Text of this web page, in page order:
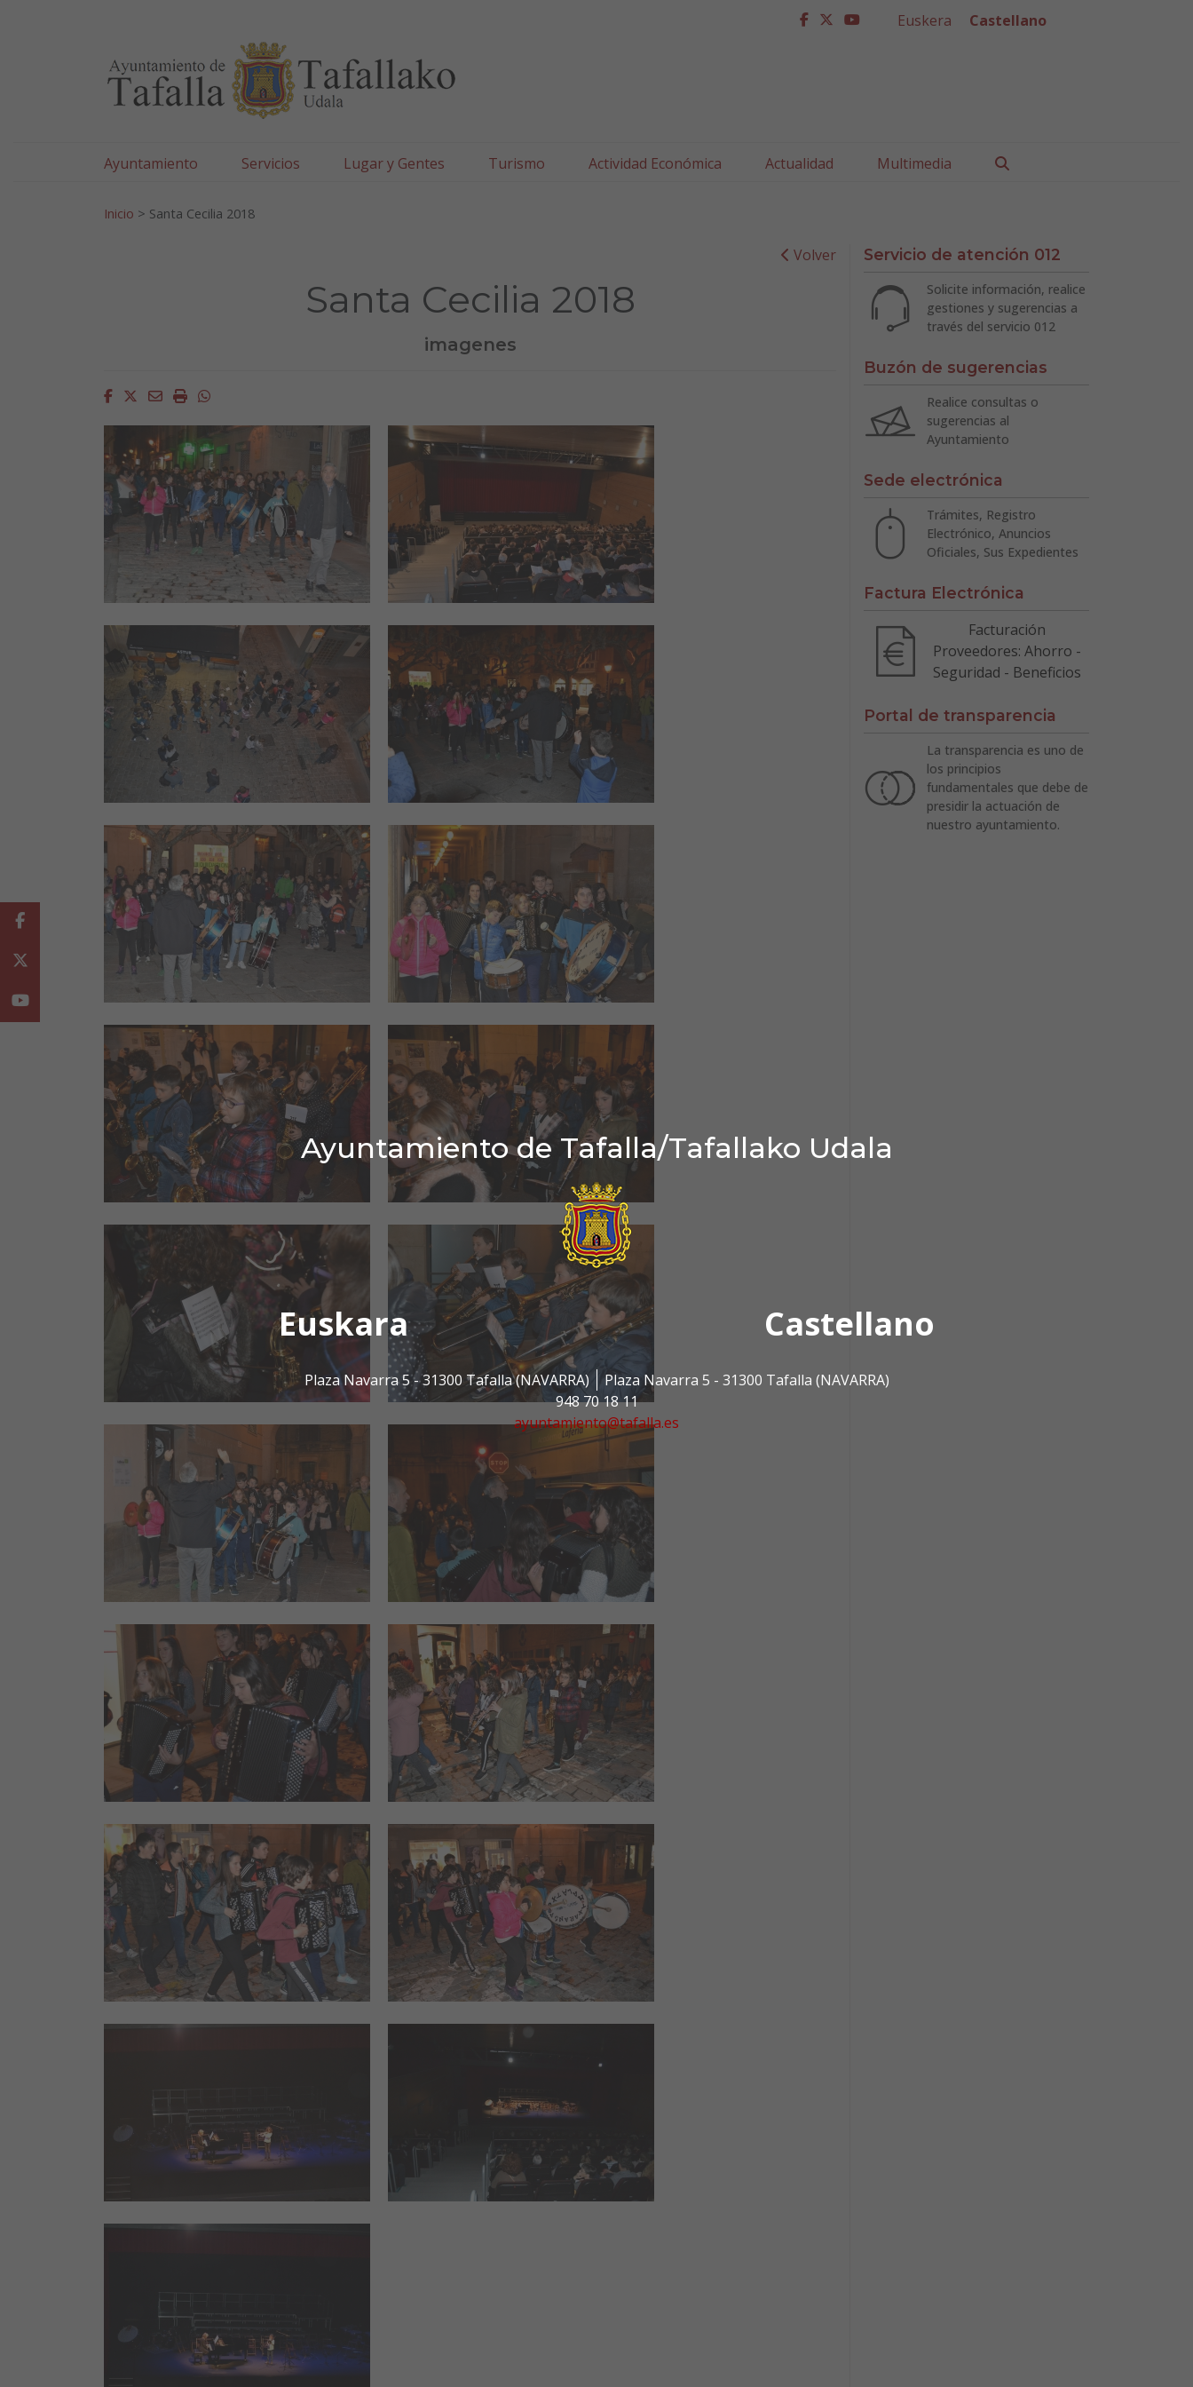
Ayuntamiento de Tafalla/Tafallako Udala
Euskara Castellano
Plaza Navarra 5 - 31300 Tafalla (NAVARRA)
Plaza Navarra 5 - 31300 Tafalla (NAVARRA)
948 70 18 11
ayuntamiento@tafalla.es
facebook
twitter
youtube
Euskera Castellano
Ayuntamiento Servicios Lugar y Gentes Turismo Actividad Económica Actualidad Multimedia
Inicio > Santa Cecilia 2018
Volver
Santa Cecilia 2018
imagenes
Facebook
Twitter
EmailImprimirWhatsapp
Servicio de atención 012
Solicite información, realice
gestiones y sugerencias a
través del servicio 012
Buzón de sugerencias
Realice consultas o
sugerencias al
Ayuntamiento
Sede electrónica
Trámites, Registro
Electrónico, Anuncios
Oficiales, Sus Expedientes
Factura Electrónica
Facturación
Proveedores: Ahorro -
Seguridad - Beneficios
Portal de transparencia
La transparencia es uno de
los principios
fundamentales que debe de
presidir la actuación de
nuestro ayuntamiento.
Facebook
Youtube